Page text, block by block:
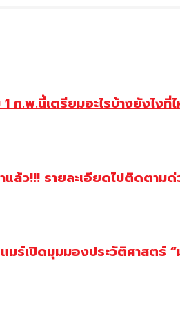
ก.พ.นี้เตรียมอะไรบ้างยังไงที่
แล้ว!!! รายละเอียดไปติดตาม
มร์เปิดมุมมองประวัติศาสตร์